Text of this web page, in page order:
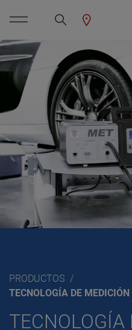
PRODUCTOS
TECNOLOGÍA DE
TECNOLOGÍA